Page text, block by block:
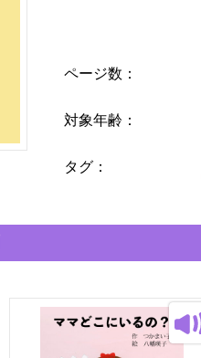
ページ数：
対象年齢：
タグ：